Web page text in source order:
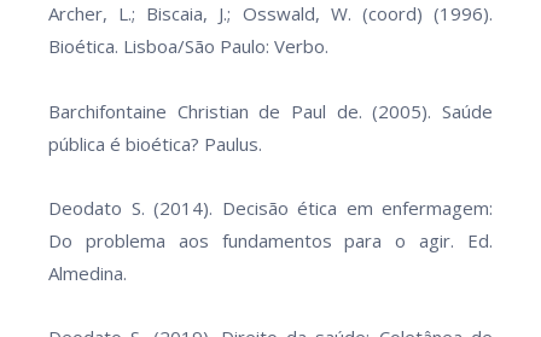
Archer, L.; Biscaia, J.; Osswald, W. (coord) (1996).
Bioética. Lisboa/São Paulo: Verbo.
Barchifontaine Christian de Paul de. (2005). Saúde
pública é bioética? Paulus.
Deodato S. (2014). Decisão ética em enfermagem:
Do problema aos fundamentos para o agir. Ed.
Almedina.